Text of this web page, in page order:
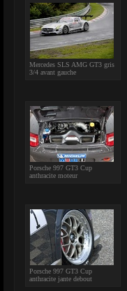
Mercedes SLS AMG GT3 gris
3/4 avant gauche
Porsche 997 GT3 Cup
anthracite moteur
Porsche 997 GT3 Cup
anthracite jante debout